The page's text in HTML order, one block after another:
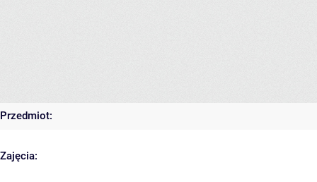
Przedmiot:
Zajęcia: